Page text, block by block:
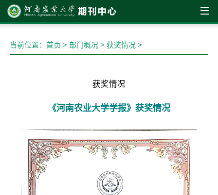
部门概况
当前位置： 首页 > 部门概况 > 获奖情况 >
获奖情况
《河南农业大学学报》获奖情况